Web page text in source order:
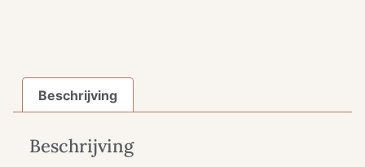
Beschrijving
Beschrijving